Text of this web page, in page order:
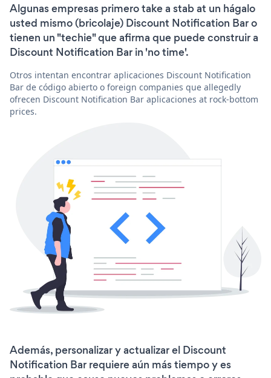
Algunas empresas primero take a stab at un hágalo
usted mismo (bricolaje) Discount Notification Bar o
tienen un "techie" que afirma que puede construir a
Discount Notification Bar in 'no time'.
Otros intentan encontrar aplicaciones Discount Notification
Bar de código abierto o foreign companies que allegedly
ofrecen Discount Notification Bar aplicaciones at rock-bottom
prices.
Además, personalizar y actualizar el Discount
Notification Bar requiere aún más tiempo y es